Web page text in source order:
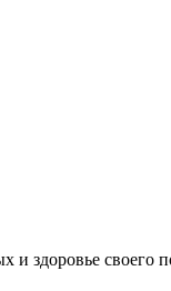
здоровье своего